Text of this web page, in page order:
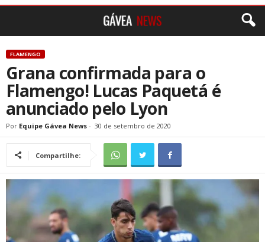
FLAMENGO
Grana confirmada para o
Flamengo! Lucas Paquetá é
anunciado pelo Lyon
Por Equipe Gávea News - 30 de setembro de 2020
Compartilhe: